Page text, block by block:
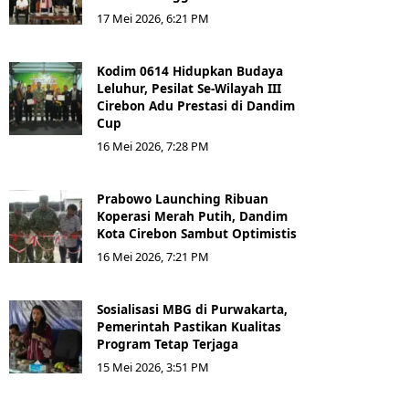
17 Mei 2026, 6:21 PM
Kodim 0614 Hidupkan Budaya
Leluhur, Pesilat Se-Wilayah III
Cirebon Adu Prestasi di Dandim
Cup
16 Mei 2026, 7:28 PM
Prabowo Launching Ribuan
Koperasi Merah Putih, Dandim
Kota Cirebon Sambut Optimistis
16 Mei 2026, 7:21 PM
Sosialisasi MBG di Purwakarta,
Pemerintah Pastikan Kualitas
Program Tetap Terjaga
15 Mei 2026, 3:51 PM